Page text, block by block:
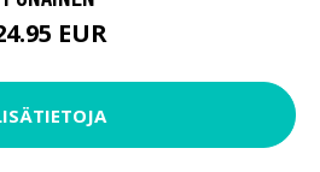
EUR